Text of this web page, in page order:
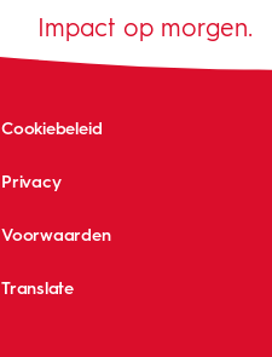
Cookiebeleid
Privacy
Voorwaarden
Translate
Impact op morgen.